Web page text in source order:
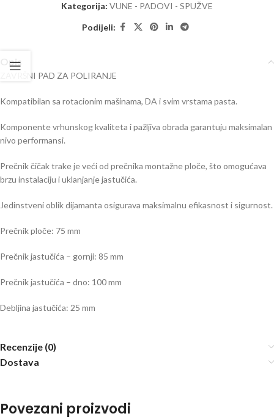
Kategorija: VUNE - PADOVI - SPUŽVE
Podijeli:
Opis
ZAVRŠNI PAD ZA POLIRANJE
Kompatibilan sa rotacionim mašinama, DA i svim vrstama pasta.
Komponente vrhunskog kvaliteta i pažljiva obrada garantuju maksimalan
nivo performansi.
Prečnik čičak trake je veći od prečnika montažne ploče, što omogućava
brzu instalaciju i uklanjanje jastučića.
Jedinstveni oblik dijamanta osigurava maksimalnu efikasnost i sigurnost.
Prečnik ploče: 75 mm
Prečnik jastučića – gornji: 85 mm
Prečnik jastučića – dno: 100 mm
Debljina jastučića: 25 mm
Recenzije (0)
Dostava
Povezani proizvodi